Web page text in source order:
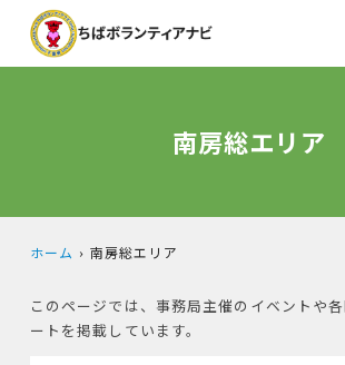
南房総エリア
ホーム 南房総エリア
このページでは、事務局主催のイベントや
ートを掲載しています。